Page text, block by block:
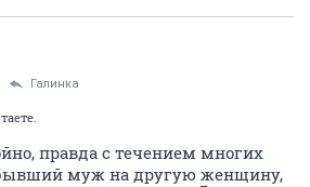
Галинка
правда с течением многих
муж на другую женщину,